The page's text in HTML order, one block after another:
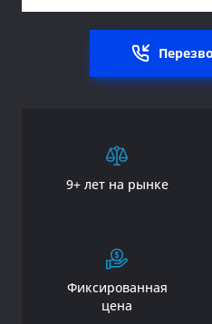
9+ лет на рынке
Фиксированная
цена